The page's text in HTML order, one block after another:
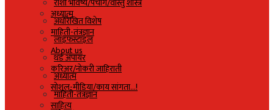
अध्यात्म
माहिती-तंत्रज्ञान
About us
करिअर/नोकरी जाहिराती
सोशल-मीडिया/काय सांगता…!
साहित्य
अधोरेखित विशेष
लाइफस्टाइल
थर्ड अंपायर
अध्यात्म
माहिती-तंत्रज्ञान